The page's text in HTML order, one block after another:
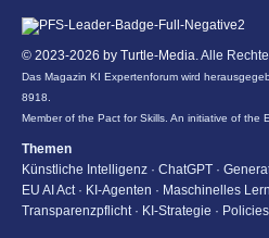
© 2023-2026 by Turtle-Media. Alle
Das Magazin KI Expertenforum wird
8918.
Member of the Pact for Skills. An initiative of the
Themen
Künstliche Intelligenz · ChatGPT ·
EU AI Act · KI-Agenten · Maschinelles
Transparenzpflicht · KI-Strategie · Policies